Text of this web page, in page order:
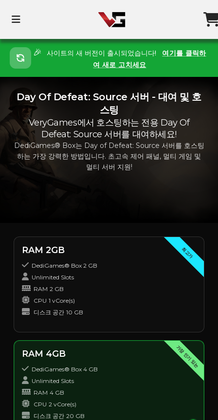
🎉 사이트의 새 버전이 출시되었습니다!
여기를 클릭하
여 새로 고치세요
Day Of Defeat: Source 서버 - 대여 및 호
스팅
VeryGames에서 호스팅하는 전용 Day Of
Defeat: Source 서버를 대여하세요!
DediGames® Box는 Day of Defeat: Source 서버를 호스팅
하는 가장 강력한 방법입니다. 초고속 제어 패널, 멀티 게임 및
멀티 서버 지원!
최고가
RAM 2GB
DediGames® Box 2 GB
Unlimited Slots
RAM 2 GB
CPU 1 vCore(s)
디스크 공간 10 GB
가장 인기 있는
RAM 4GB
DediGames® Box 4 GB
Unlimited Slots
RAM 4 GB
CPU 2 vCore(s)
디스크 공간 20 GB